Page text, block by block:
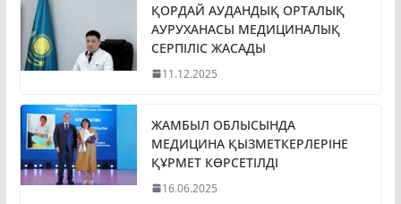
ҚОРДАЙ АУДАНДЫҚ ОРТАЛЫҚ
АУРУХАНАСЫ МЕДИЦИНАЛЫҚ
СЕРПІЛІС ЖАСАДЫ
11.12.2025
ЖАМБЫЛ ОБЛЫСЫНДА
МЕДИЦИНА ҚЫЗМЕТКЕРЛЕРІНЕ
ҚҰРМЕТ КӨРСЕТІЛДІ
16.06.2025